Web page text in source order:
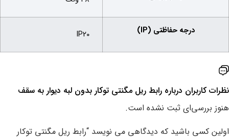
درجه حفاظتی (IP)
درباره ‌رابط ریل مگنتی توکار بدون لبه دیوار به سقف
ثبت نشده است.
باشید که دیدگاهی می نویسد “رابط ریل مگنتی توکار